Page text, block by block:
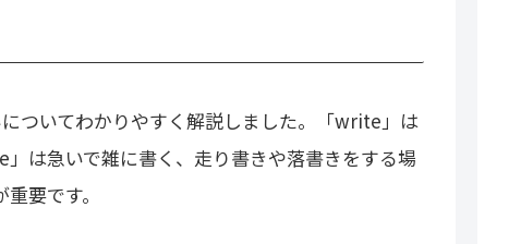
ついてわかりやすく解説しました。「write」は
は急いで雑に書く、走り書きや落書きをする場
要です。